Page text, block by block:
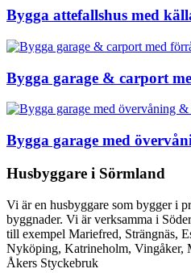
Bygga attefallshus med
Bygga garage & carport
Bygga garage med
Husbyggare i Sörmland
Vi är en husbyggare som bygger i
byggnader. Vi är verksamma i
till exempel Mariefred, Strängnäs,
Nyköping, Katrineholm, Vingåker,
Åkers Styckebruk